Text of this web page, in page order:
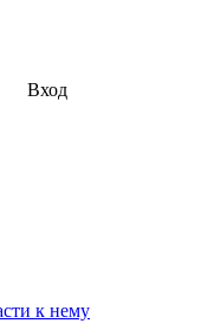
Вход
к нему